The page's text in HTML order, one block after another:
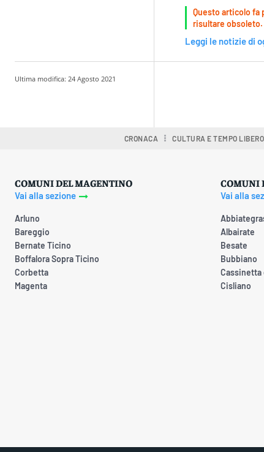
Questo articolo fa
risultare obsoleto.
Leggi le notizie di
Ultima modifica: 24 Agosto 2021
CRONACA CULTURA E TEMPO LIBERO
COMUNI DEL MAGENTINO
Vai alla sezione
Arluno
Bareggio
Bernate Ticino
Boffalora Sopra Ticino
Corbetta
Magenta
COMUNI
Vai alla
Albairate
Besate
Bubbiano
Cassinetta
Cisliano